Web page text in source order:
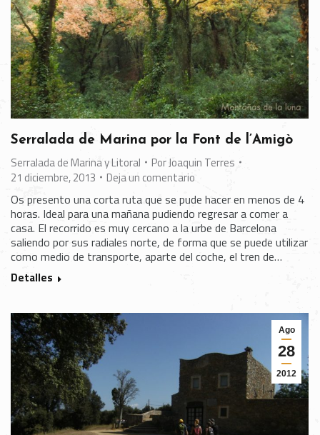
Serralada de Marina por la Font de l’Amigò
Serralada de Marina y Litoral PorJoaquin Terres
21 diciembre, 2013
Deja un comentario
Os presento una corta ruta que se pude hacer en menos de 4
horas. Ideal para una mañana pudiendo regresar a comer a
casa. El recorrido es muy cercano a la urbe de Barcelona
saliendo por sus radiales norte, de forma que se puede utilizar
como medio de transporte, aparte del coche, el tren de…
Detalles
Ago
28
2012